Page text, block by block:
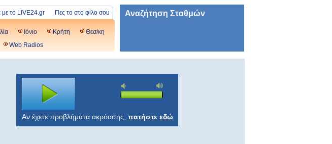
Πες το στο φίλο σου
με το LIVE24.gr
Ιόνιο Κρήτη
Θεσ/κη
Web Radios
Αναζήτηση Σταθμών
Αν έχετε προβλήματα ακρόασης, πατήστε εδώ